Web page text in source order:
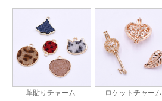
革貼りチャーム ロケットチャーム